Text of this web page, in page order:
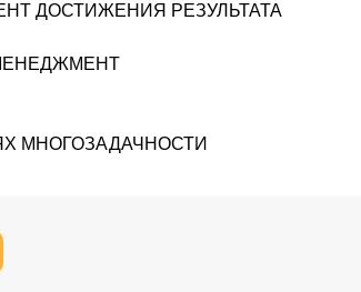
ДОСТИЖЕНИЯ РЕЗУЛЬТАТА
МНОГОЗАДАЧНОСТИ